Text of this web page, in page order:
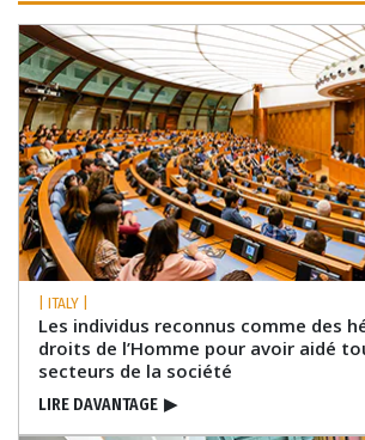
| ITALY |
Les individus reconnus comme des
droits de l’Homme pour avoir aidé
secteurs de la société
LIRE DAVANTAGE ▶